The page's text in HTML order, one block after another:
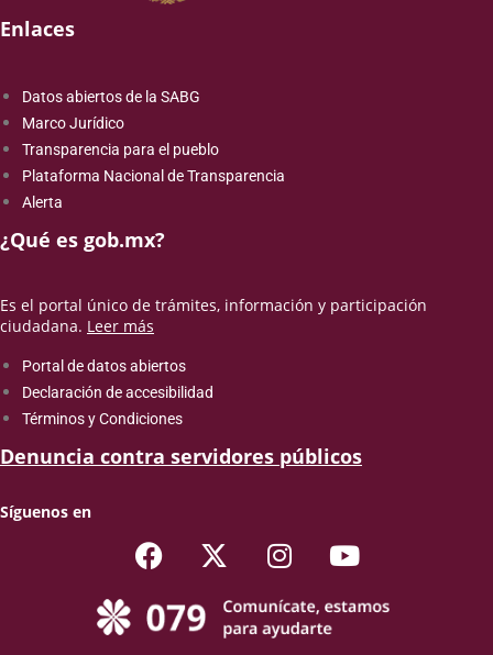
Enlaces
Datos abiertos de la SABG
Marco Jurídico
Transparencia para el pueblo
Plataforma Nacional de Transparencia
Alerta
¿Qué es gob.mx?
Es el portal único de trámites, información y participación
ciudadana. Leer más
Portal de datos abiertos
Declaración de accesibilidad
Términos y Condiciones
Denuncia contra servidores públicos
Síguenos en